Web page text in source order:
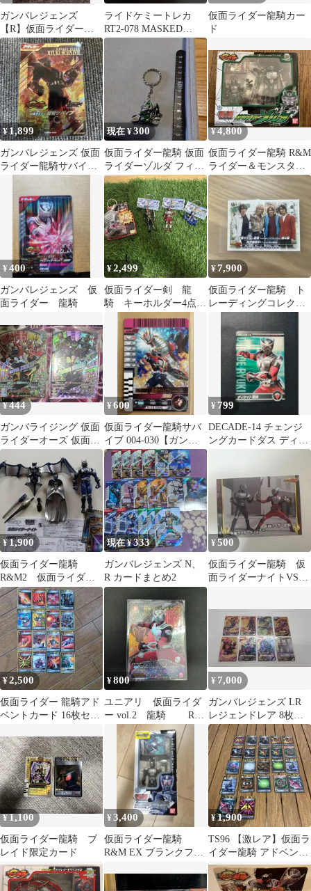
ガンバレジェンズ
【R】仮面ライダー龍
騎（残：2枚）
ライドケミートレカ
RT2-078 MASKED
RIDER RYUKI LP.
仮面ライダー龍騎カー
ド
¥1,899
ガンバレジェンズ 仮面
ライダー龍騎サバイブ
現在 ¥300
仮面ライダー龍騎 仮面
ライダーゾルダ フィギ
ュアキーホルダー
¥4,800
仮面ライダー龍騎 R&M
ライダー＆モンスター
シリーズ3 仮面ライダ
ーゾルダ
¥400
ガンバレジェンズ 仮
面ライダー 龍騎
¥2,499
仮面ライダー剣 龍
騎 キーホルダー4点セ
¥7,900
仮面ライダー龍騎 ト
レーディングコレクシ
【5912
¥444
ガンバライジング 仮面
ライダーオーズ 仮面ラ
イダー龍騎サバイブ
CPレア
¥600
仮面ライダー龍騎サバ
イブ 004-030【ガンバ
ライド 仮面ライダーバ
トル】
¥ 799
DECADE-14 チェンジ
ングカードダス ディケ
¥1,900
仮面ライダー龍騎
R&M2 仮面ライダー
ナイト
現在 ¥333
ガンバレジェンズ N、
R カードまとめ2
¥500
仮面ライダー龍騎 仮
面ライダーナイトVS仮
¥2,500
仮面ライダー 龍騎アド
ベントカード 16枚セッ
¥800
ユニアリ 仮面ライダ
ー vol.2 龍騎 R
パラレル
¥ 7,000
ガンバレジェンズ LR
レジェンドレア 8枚セ
ット
¥1,100
仮面ライダー龍騎 ブ
レイド限定カード
¥3,400
仮面ライダー龍騎
R&M EX ブランクフォ
ンダイ
¥1,900
TS96 【激レア】仮面ラ
イダー龍騎 アドベント
カード まとめ売り スリ
ーブなし